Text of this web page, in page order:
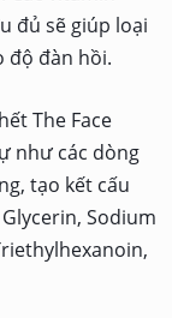
đủ sẽ giúp loại
độ đàn hồi.
The Face
như các dòng
tạo kết cấu
Sodium